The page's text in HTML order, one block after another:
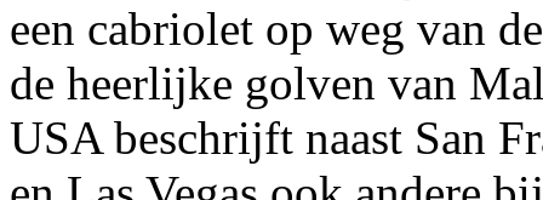
een cabriolet op weg van
de heerlijke golven van
USA beschrijft naast San